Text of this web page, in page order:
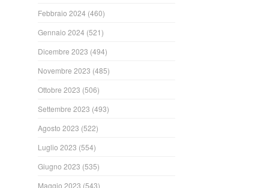
Febbraio 2024 (460)
Gennaio 2024 (521)
Dicembre 2023 (494)
Novembre 2023 (485)
Ottobre 2023 (506)
Settembre 2023 (493)
Agosto 2023 (522)
Luglio 2023 (554)
Giugno 2023 (535)
Maggio 2023 (543)